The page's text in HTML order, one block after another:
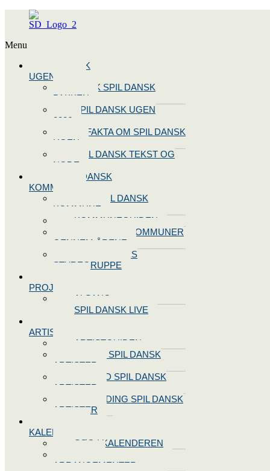
Menu
SPIL DANSK
UGEN 2026
BOOK SPIL DANSK
PAKKEN
SPIL DANSK UGEN
2026
10 FAKTA OM SPIL DANSK
UGEN
SPIL DANSK TEKST OG
NODE
BLIV SPIL DANSK
KOMMUNE
BLIV SPIL DANSK
KOMMUNE
KOMMUNEGUIDEN
SPIL DANSK KOMMUNER
GENNEM ÅRENE
OPRET JERES
STYREGRUPPE
PROJEKTER
ALSANG
SPIL DANSK LIVE
ARTISTER
ARTISTGUIDEN
VORES SPIL DANSK
ARTISTER
LOG IND SPIL DANSK
ARTISTER
TILMELDING SPIL DANSK
ARTISTER
KALENDEREN
SØG I KALENDEREN
ARRANGEMENTER